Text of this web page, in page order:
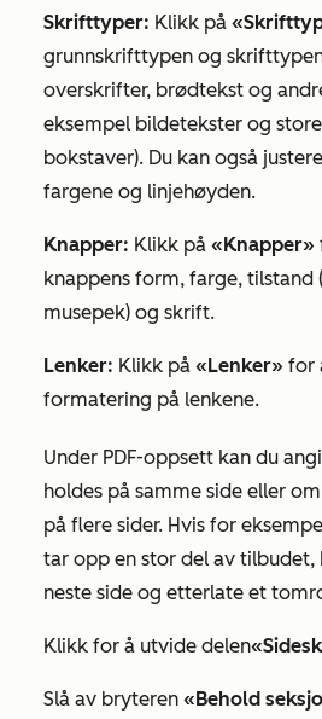
Skrifttyper: Klikk på
grunnskrifttypen og
overskrifter, brødtekst og
eksempel bildetekster og
bokstaver). Du kan også
fargene og linjehøyden.
Knapper: Klikk på «Knapper»
knappens form, farge, tilstand
musepek) og skrift.
Lenker: Klikk på «Lenker» for
formatering på lenkene.
Under PDF-oppsett kan du
holdes på samme side eller
på flere sider. Hvis for
tar opp en stor del av
neste side og etterlate et
Klikk for å utvide delen
Slå av bryteren «Behold